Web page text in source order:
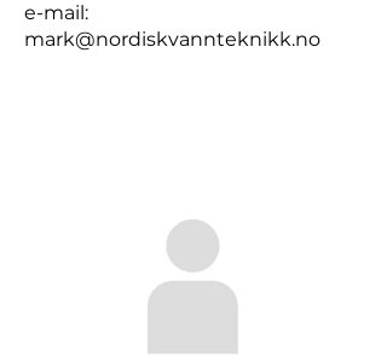
e-mail:
mark@nordiskvannteknikk.no